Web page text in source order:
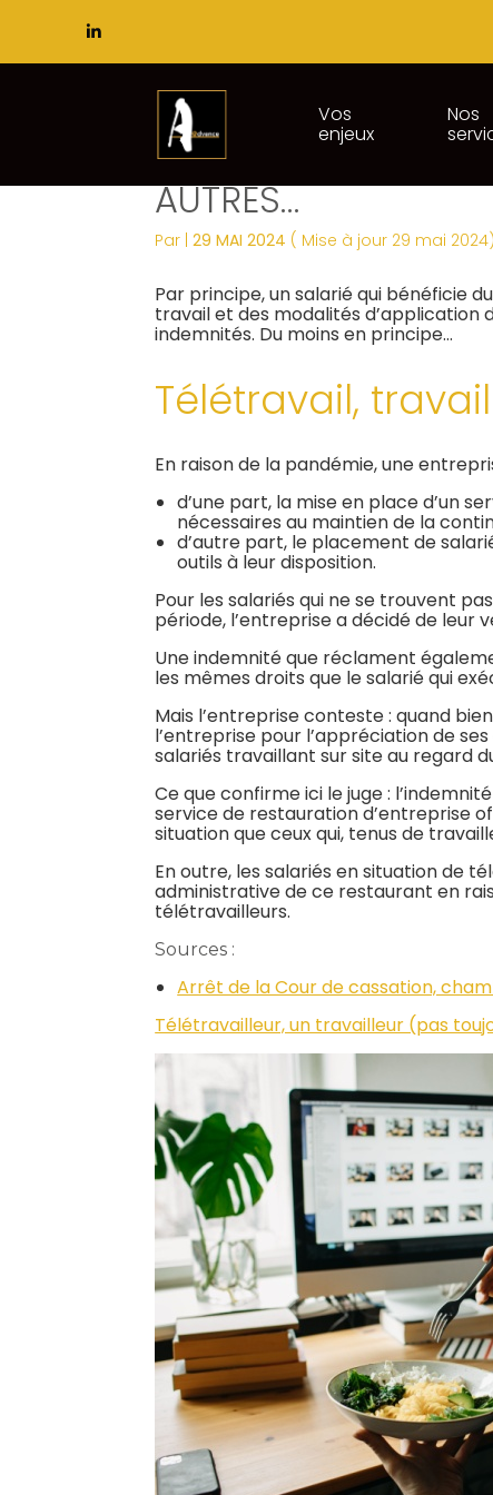
Vos
enjeux
Nos
TÉLÉTRAVAILLEUR,
AUTRES…
Par |29 MAI 2024 ( Mise à jour 29 mai 2024)
Par principe, un salarié qui bénéficie
travail et des modalités d’application
indemnités. Du moins en principe…
Télétravail,
En raison de la pandémie, une
d’une part, la mise en place d’un
nécessaires au maintien de la
d’autre part, le placement de
outils à leur disposition.
Pour les salariés qui ne se trouvent
période, l’entreprise a décidé de leur
Une indemnité que réclament
les mêmes droits que le salarié qui
Mais l’entreprise conteste : quand
l’entreprise pour l’appréciation de
salariés travaillant sur site au regard
Ce que confirme ici le juge :
service de restauration d’entreprise
situation que ceux qui, tenus de
En outre, les salariés en situation de
administrative de ce restaurant en
télétravailleurs.
Sources :
Arrêt de la Cour de cassation,
Télétravailleur, un travailleur (pas